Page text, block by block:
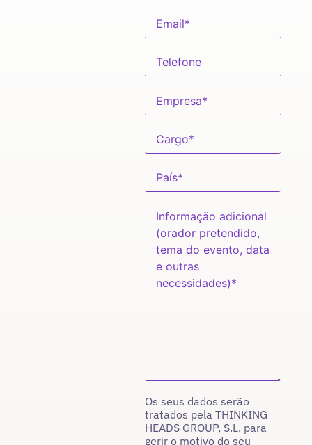
Os seus dados serão
tratados pela THINKING
HEADS GROUP, S.L. para
gerir o motivo do seu